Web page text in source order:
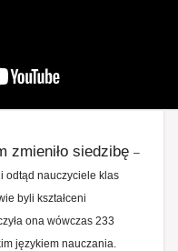
zmieniło siedzibę –
odtąd nauczyciele klas
byli kształceni
ona wówczas 233
językiem nauczania.